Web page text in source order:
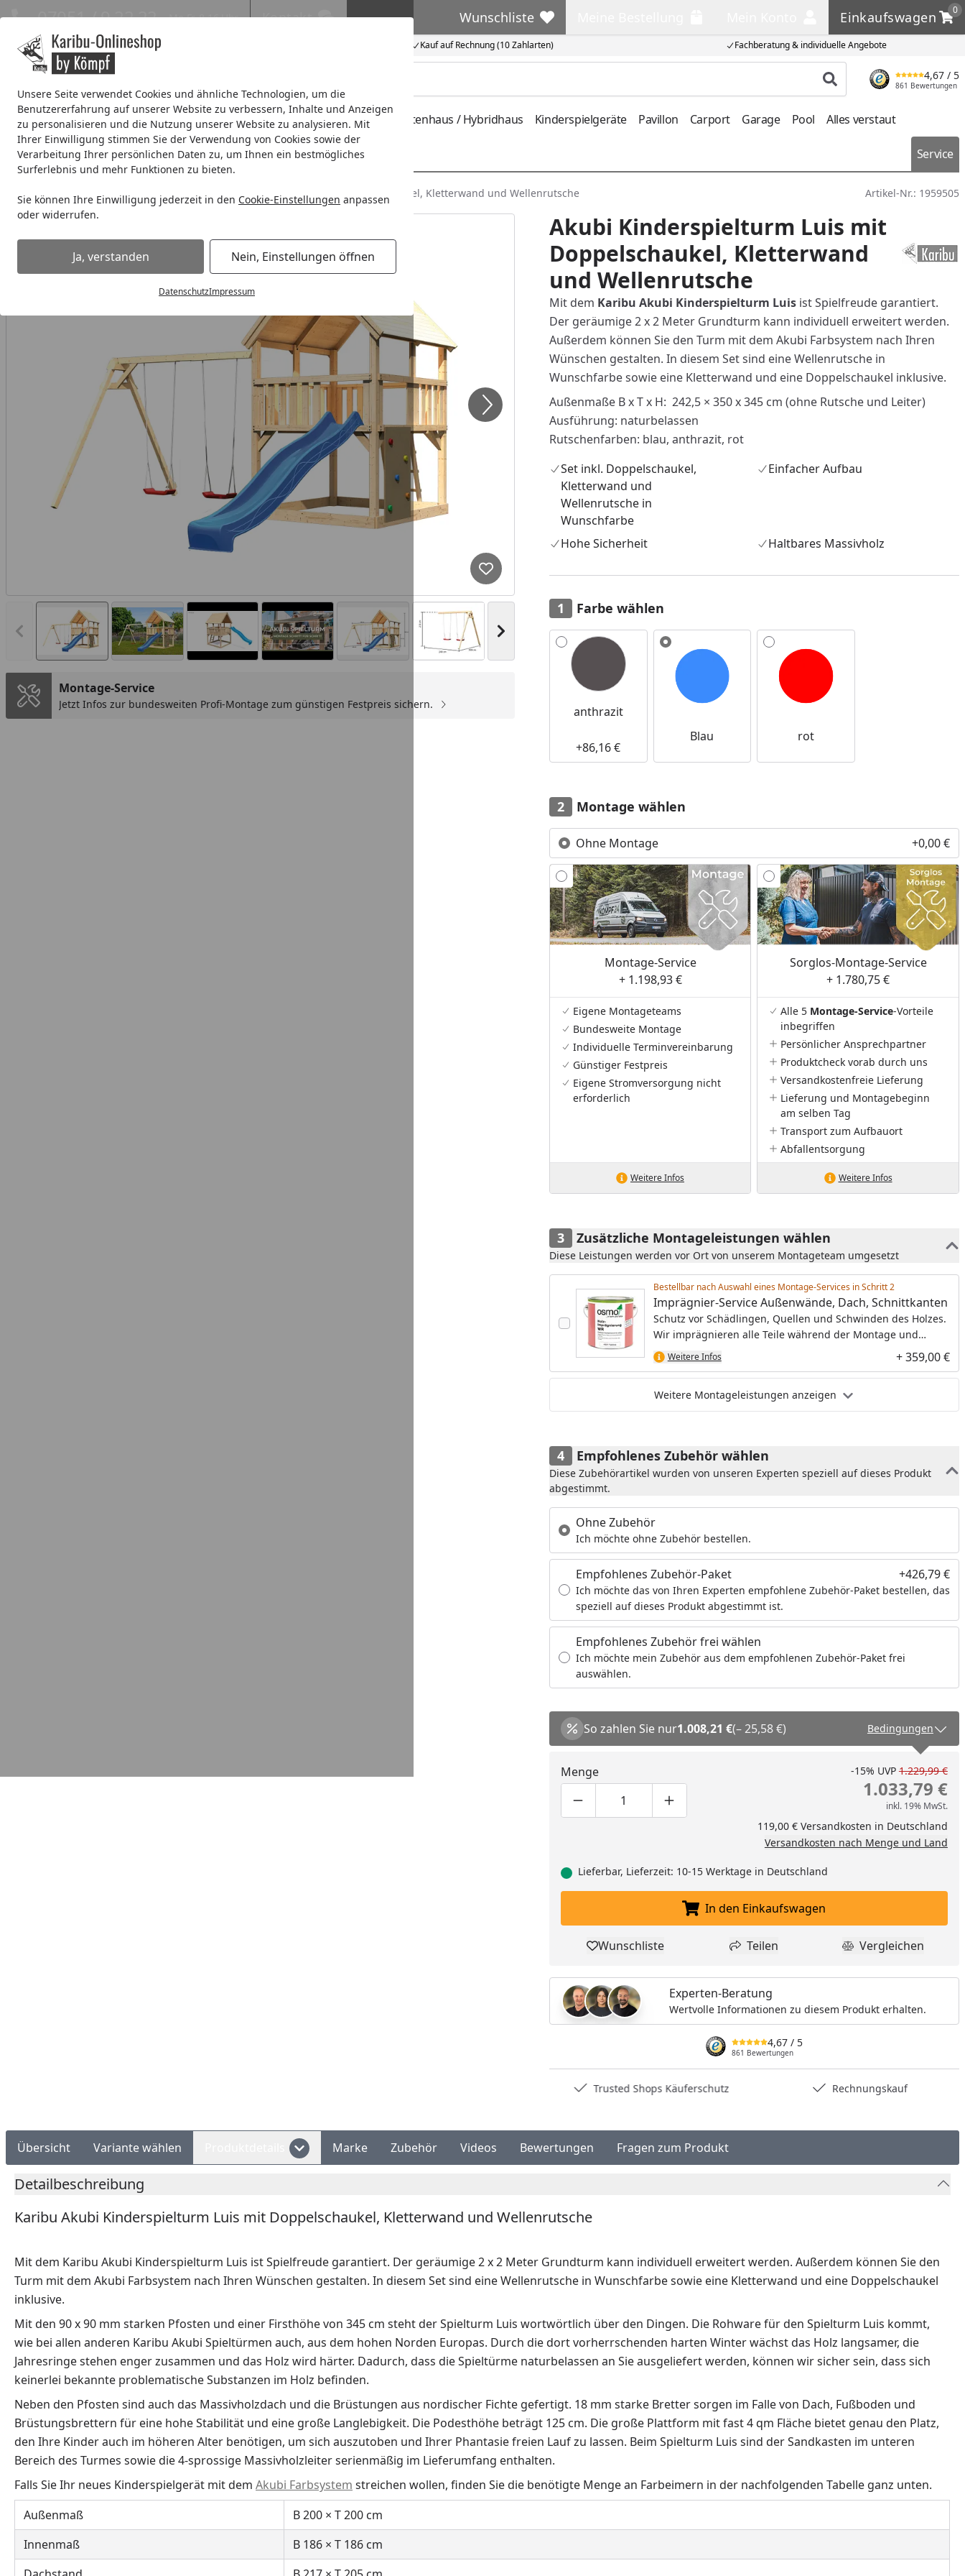
Unsere Seite verwendet Cookies und ähnliche Technologien, um die
Benutzererfahrung auf unserer Website zu verbessern, Inhalte und Anzeigen
zu personalisieren und die Nutzung unserer Website zu analysieren. Mit
Ihrer Einwilligung stimmen Sie der Verwendung von Cookies sowie der
Verarbeitung Ihrer persönlichen Daten zu, um Ihnen ein bestmögliches
Surferlebnis und mehr Funktionen zu bieten.
Sie können Ihre Einwilligung jederzeit in den Cookie-Einstellungen anpassen
oder widerrufen.
Ja, verstanden Nein, Einstellungen öffnen
DatenschutzImpressum
Eigene Montage-Teams Kauf auf Rechnung (10 Zahlarten) Fachberatung & individuelle Angebote
07051 / 9 22 22 Mo-Fr. 8-16 Uhr Kontakt Wunschliste
Wunschliste Einkaufswagen
0
Einkaufswagen
Produkt suchen
4,67 / 5
861 Bewertungen
Systemhaus Blockbohlenhaus Gartenhäuser Expresslieferung Metallgartenhaus / Hybridhaus Kinderspielgeräte Pavillon Carport Garage Pool Alles verstaut
Wellness % Sale % Service
Startseite
Kinderspielgeräte Spielturm Akubi Kinderspielturm Luis mit Doppelschaukel, Kletterwand und Wellenrutsche Artikel-Nr.: 1959505
Vorheriges Bild anzeigen Nächstes Bild anzeigen
Produkt zur Wunschliste hinzufügen
Montage-Service
Jetzt Infos zur bundesweiten Profi-Montage zum günstigen Festpreis sichern.
Akubi Kinderspielturm Luis mit
Doppelschaukel, Kletterwand
und Wellenrutsche
Mit dem Karibu Akubi Kinderspielturm Luis ist Spielfreude garantiert.
Der geräumige 2 x 2 Meter Grundturm kann individuell erweitert werden.
Außerdem können Sie den Turm mit dem Akubi Farbsystem nach Ihren
Wünschen gestalten. In diesem Set sind eine Wellenrutsche in
Wunschfarbe sowie eine Kletterwand und eine Doppelschaukel inklusive.
Außenmaße B x T x H: 242,5 × 350 x 345 cm (ohne Rutsche und Leiter)
Ausführung: naturbelassen
Rutschenfarben: blau, anthrazit, rot
Set inkl. Doppelschaukel,
Kletterwand und
Wellenrutsche in
Wunschfarbe
Einfacher Aufbau
Hohe Sicherheit Haltbares Massivholz
Farbe wählen
Alle anzeigen (3)
anthrazit
+86,16 €
Blau rot
Montage wählen
Ohne Montage +0,00 €
Montage-Service
+ 1.198,93 €
Eigene Montageteams
Bundesweite Montage
Individuelle Terminvereinbarung
Günstiger Festpreis
Eigene Stromversorgung nicht
erforderlich
Weitere Infos
Sorglos-Montage-Service
+ 1.780,75 €
Alle 5 Montage-Service-Vorteile
inbegriffen
Persönlicher Ansprechpartner
Produktcheck vorab durch uns
Versandkostenfreie Lieferung
Lieferung und Montagebeginn
am selben Tag
Transport zum Aufbauort
Abfallentsorgung
Weitere Infos
Zusätzliche Montageleistungen wählen
Diese Leistungen werden vor Ort von unserem Montageteam umgesetzt
Bestellbar nach Auswahl eines Montage-Services in Schritt
Imprägnier-Service Außenwände, Dach, Schnittkanten
Schutz vor Schädlingen, Quellen und Schwinden des Holzes.
Wir imprägnieren alle Teile während der Montage und
schaffen so die optimale Grundlage für den Endanstrich.
Weitere Infos + 359,00 €
Weitere Montageleistungen anzeigen
Empfohlenes Zubehör wählen
Diese Zubehörartikel wurden von unseren Experten speziell auf dieses Produkt
abgestimmt.
Ohne Zubehör
Ich möchte ohne Zubehör bestellen.
Empfohlenes Zubehör-Paket +426,79 €
Ich möchte das von Ihren Experten empfohlene Zubehör-Paket bestellen, das
speziell auf dieses Produkt abgestimmt ist.
Empfohlenes Zubehör frei wählen
Ich möchte mein Zubehör aus dem empfohlenen Zubehör-Paket frei
auswählen.
So zahlen Sie nur1.008,21 €(– 25,58 €) Bedingungen
Menge
Produktmenge um eins verringern
Produktmenge manuell eingeben
Produktmenge um eins erhöhen
-15% UVP 1.229,99 €
1.033,79 €
inkl. 19% MwSt.
119,00 € Versandkosten in Deutschland
Versandkosten nach Menge und Land
Lieferbar, Lieferzeit: 10-15 Werktage in Deutschland
In den Einkaufswagen legen
In den Einkaufswagen
Produkt zur Wunschliste hinzufügen
Wunschliste Teilen
Teilen Produkt
Vergleichen
Experten-Beratung
Wertvolle Informationen zu diesem Produkt erhalten.
4,67 / 5
861 Bewertungen
Trusted Shops Käuferschutz Rechnungskauf
Übersicht Variante wählen Marke Zubehör Videos Bewertungen Fragen zum Produkt
Detailbeschreibung
Karibu Akubi Kinderspielturm Luis mit Doppelschaukel, Kletterwand und Wellenrutsche
Mit dem Karibu Akubi Kinderspielturm Luis ist Spielfreude garantiert. Der geräumige 2 x 2 Meter Grundturm kann individuell erweitert werden. Außerdem können Sie den
Turm mit dem Akubi Farbsystem nach Ihren Wünschen gestalten. In diesem Set sind eine Wellenrutsche in Wunschfarbe sowie eine Kletterwand und eine Doppelschaukel
inklusive.
Mit den 90 x 90 mm starken Pfosten und einer Firsthöhe von 345 cm steht der Spielturm Luis wortwörtlich über den Dingen. Die Rohware für den Spielturm Luis kommt,
wie bei allen anderen Karibu Akubi Spieltürmen auch, aus dem hohen Norden Europas. Durch die dort vorherrschenden harten Winter wächst das Holz langsamer, die
Jahresringe stehen enger zusammen und das Holz wird härter. Dadurch, dass die Spieltürme naturbelassen an Sie ausgeliefert werden, können wir sicher sein, dass sich
keinerlei bekannte problematische Substanzen im Holz befinden.
Neben den Pfosten sind auch das Massivholzdach und die Brüstungen aus nordischer Fichte gefertigt. 18 mm starke Bretter sorgen im Falle von Dach, Fußboden und
Brüstungsbrettern für eine hohe Stabilität und eine große Langlebigkeit. Die Podesthöhe beträgt 125 cm. Die große Plattform mit fast 4 qm Fläche bietet genau den Platz,
den Ihre Kinder auch im höheren Alter benötigen, um sich auszutoben und Ihrer Phantasie freien Lauf zu lassen. Beim Spielturm Luis sind der Sandkasten im unteren
Bereich des Turmes sowie die 4-sprossige Massivholzleiter serienmäßig im Lieferumfang enthalten.
Falls Sie Ihr neues Kinderspielgerät mit dem Akubi Farbsystem streichen wollen, finden Sie die benötigte Menge an Farbeimern in der nachfolgenden Tabelle ganz unten.
Außenmaß
B 200 × T 200 cm
Innenmaß
B 186 × T 186 cm